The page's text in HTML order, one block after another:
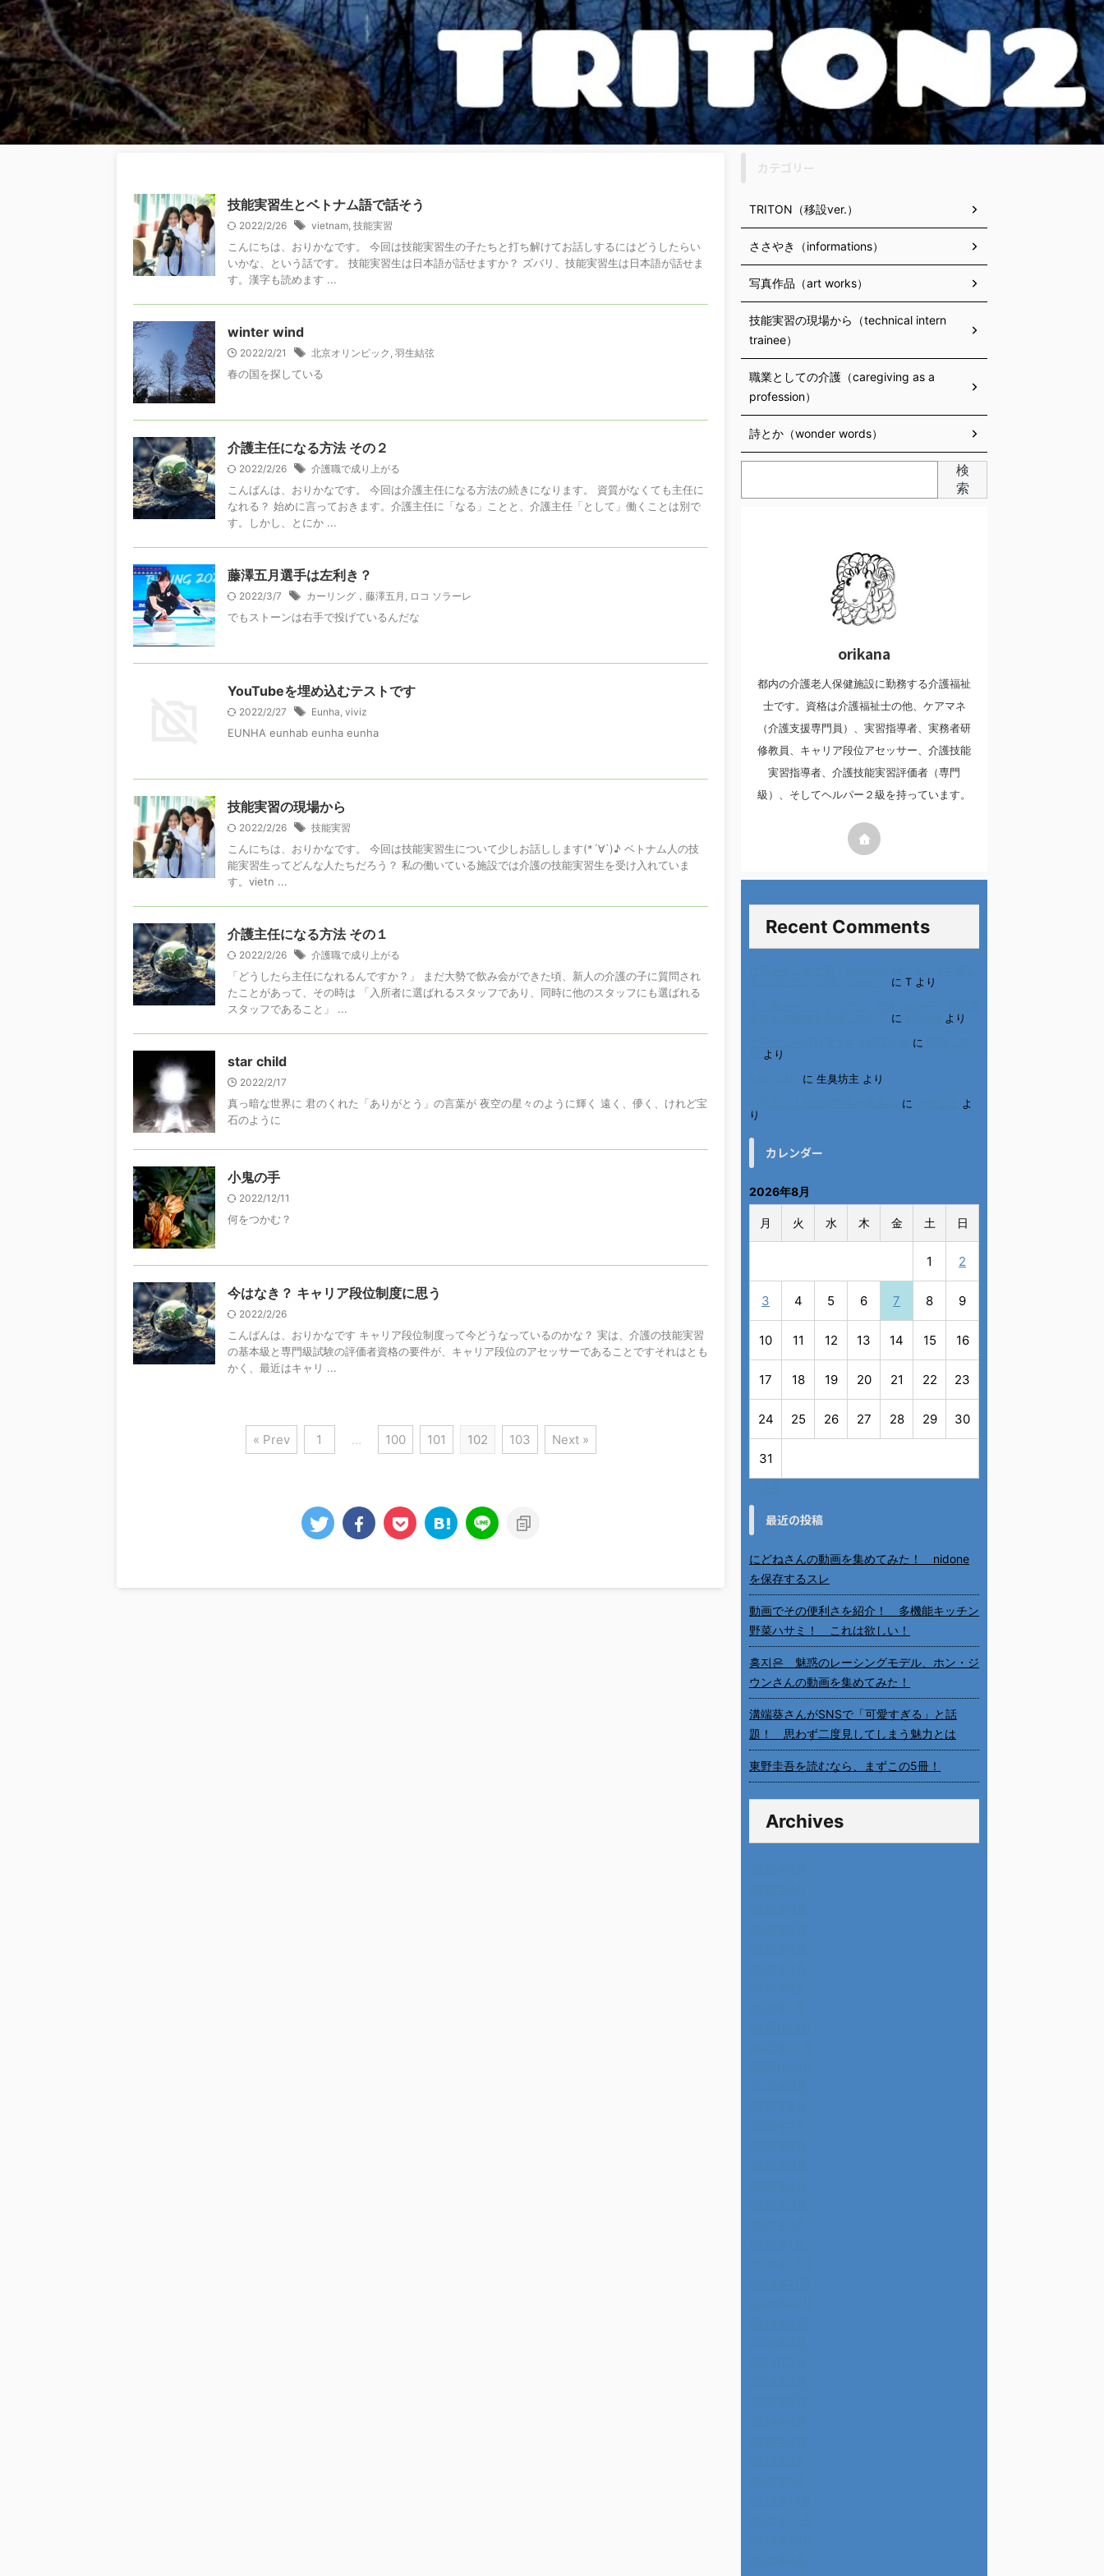
技能実習生とベトナム語で話そう
2022/2/26 vietnam, 技能実習
こんにちは、おりかなです。 今回は技能実習生の子たちと打ち解けてお話しするにはどうしたらい
いかな、という話です。 技能実習生は日本語が話せますか？ ズバリ、技能実習生は日本語が話せま
す。漢字も読めます ...
winter wind
2022/2/21 北京オリンピック , 羽生結弦
春の国を探している
介護主任になる方法 その２
2022/2/26 介護職で成り上がる
こんばんは、おりかなです。 今回は介護主任になる方法の続きになります。 資質がなくても主任に
なれる？ 始めに言っておきます。介護主任に「なる」ことと、介護主任「として」働くことは別で
す。しかし、とにか ...
藤澤五月選手は左利き？
2022/3/7 カーリング，藤澤五月 , ロコ ソラーレ
でもストーンは右手で投げているんだな
YouTubeを埋め込むテストです
2022/2/27 Eunha, viviz
EUNHA eunhab eunha eunha
技能実習の現場から
2022/2/26 技能実習
こんにちは、おりかなです。 今回は技能実習生について少しお話しします(*´∀`)♪ ベトナム人の技
能実習生ってどんな人たちだろう？ 私の働いている施設では介護の技能実習生を受け入れていま
す。vietn ...
介護主任になる方法 その１
2022/2/26 介護職で成り上がる
「どうしたら主任になれるんですか？」 まだ大勢で飲み会ができた頃、新人の介護の子に質問され
たことがあって、その時は 「入所者に選ばれるスタッフであり、同時に他のスタッフにも選ばれる
スタッフであること」 ...
star child
2022/2/17
真っ暗な世界に 君のくれた「ありがとう」の言葉が 夜空の星々のように輝く 遠く、儚く、けれど宝
石のように
小鬼の手
2022/12/11
何をつかむ？
今はなき？ キャリア段位制度に思う
2022/2/26
こんばんは、おりかなです キャリア段位制度って今どうなっているのかな？ 実は、介護の技能実習
の基本級と専門級試験の評価者資格の要件が、キャリア段位のアセッサーであることですそれはとも
かく、最近はキャリ ...
« Prev 1 … 100 101 102 103 Next »
TRITON（移設ver.）
ささやき（informations）
写真作品（art works）
技能実習の現場から（technical intern
trainee）
職業としての介護（caregiving as a
profession）
詩とか（wonder words）
検
索
orikana
都内の介護老人保健施設に勤務する介護福祉
士です。資格は介護福祉士の他、ケアマネ
（介護支援専門員）、実習指導者、実務者研
修教員、キャリア段位アセッサー、介護技能
実習指導者、介護技能実習評価者（専門
級）、そしてヘルパー２級を持っています。
Recent Comments
に T より
に
より
に
より
に 生臭坊主 より
に
よ
り
カレンダー
2026年8月
月 火 水 木 金 土 日
1 2
3 4 5 6 7 8 9
10 11 12 13 14 15 16
17 18 19 20 21 22 23
24 25 26 27 28 29 30
31
最近の投稿
にどねさんの動画を集めてみた！ nidone
を保存するスレ
動画でその便利さを紹介！ 多機能キッチン
野菜ハサミ！ これは欲しい！
홍지은 魅惑のレーシングモデル、ホン・ジ
ウンさんの動画を集めてみた！
溝端葵さんがSNSで「可愛すぎる」と話
題！ 思わず二度見してしまう魅力とは
東野圭吾を読むなら、まずこの5冊！
Archives